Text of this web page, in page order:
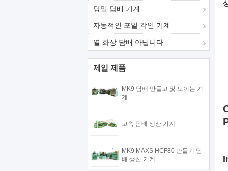
당밀 담배 기계
자동적인 포일 각인 기계
열 화상 담배 아닙니다
제일 제품
MK9 담배 만들고 및 모이는 기
계
고속 담배 생산 기계
MK9 MAXS HCF80 만들기 담
배 생산 기계
I